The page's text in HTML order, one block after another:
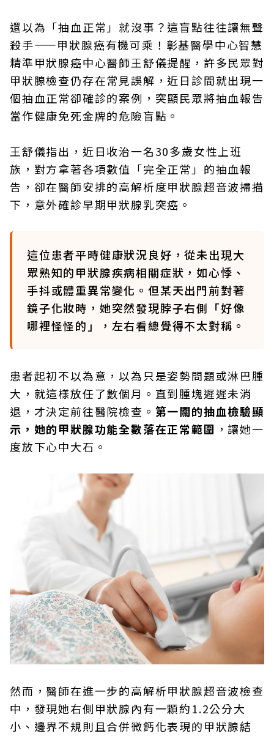
還以為「抽血正常」就沒事？這盲點往往讓無聲
殺手——甲狀腺癌有機可乘！彰基醫學中心智慧
精準甲狀腺癌中心醫師王舒儀提醒，許多民眾對
甲狀腺檢查仍存在常見誤解，近日診間就出現一
個抽血正常卻確診的案例，突顯民眾將抽血報告
當作健康免死金牌的危險盲點。
王舒儀指出，近日收治一名30多歲女性上班
族，對方拿著各項數值「完全正常」的抽血報
告，卻在醫師安排的高解析度甲狀腺超音波掃描
下，意外確診早期甲狀腺乳突癌。
這位患者平時健康狀況良好，從未出現大
眾熟知的甲狀腺疾病相關症狀，如心悸、
手抖或體重異常變化。但某天出門前對著
鏡子化妝時，她突然發現脖子右側「好像
哪裡怪怪的」，左右看總覺得不太對稱。
患者起初不以為意，以為只是姿勢問題或淋巴腫
大，就這樣放任了數個月。直到腫塊遲遲未消
退，才決定前往醫院檢查。 第一關的抽血檢驗顯
示，她的甲狀腺功能全數落在正常範圍 ，讓她一
度放下心中大石。
然而，醫師在進一步的高解析甲狀腺超音波檢查
中，發現她右側甲狀腺內有一顆約1.2公分大
小、邊界不規則且合併微鈣化表現的甲狀腺結